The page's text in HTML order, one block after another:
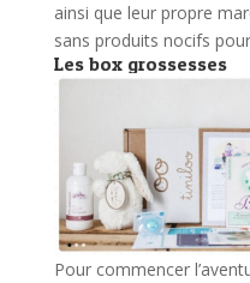
ainsi que leur propre
sans produits nocifs
Les box grossesses
Pour commencer